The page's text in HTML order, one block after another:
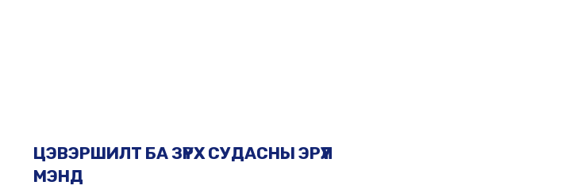
ЦЭВЭРШИЛТ БА ЗҮРХ СУДАСНЫ ЭРҮҮЛ
МЭНД